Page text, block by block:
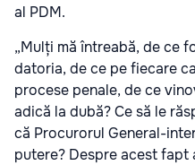
al PDM.
„Mul­ți mă întrea­bă, de ce
dato­ria, de ce pe fie­ca­re
pro­ce­se pena­le, de ce
adi­că la dubă? Ce să le
că Pro­cu­ro­rul General-
pute­re? Des­pre acest